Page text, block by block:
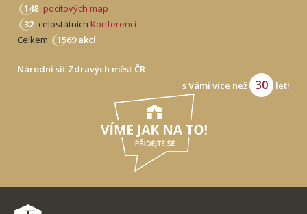
148 pocitových map
32 celostátních Konferencí
Celkem
1569 akcí
Národní síť Zdravých měst ČR
s Vámi více než
30 let!